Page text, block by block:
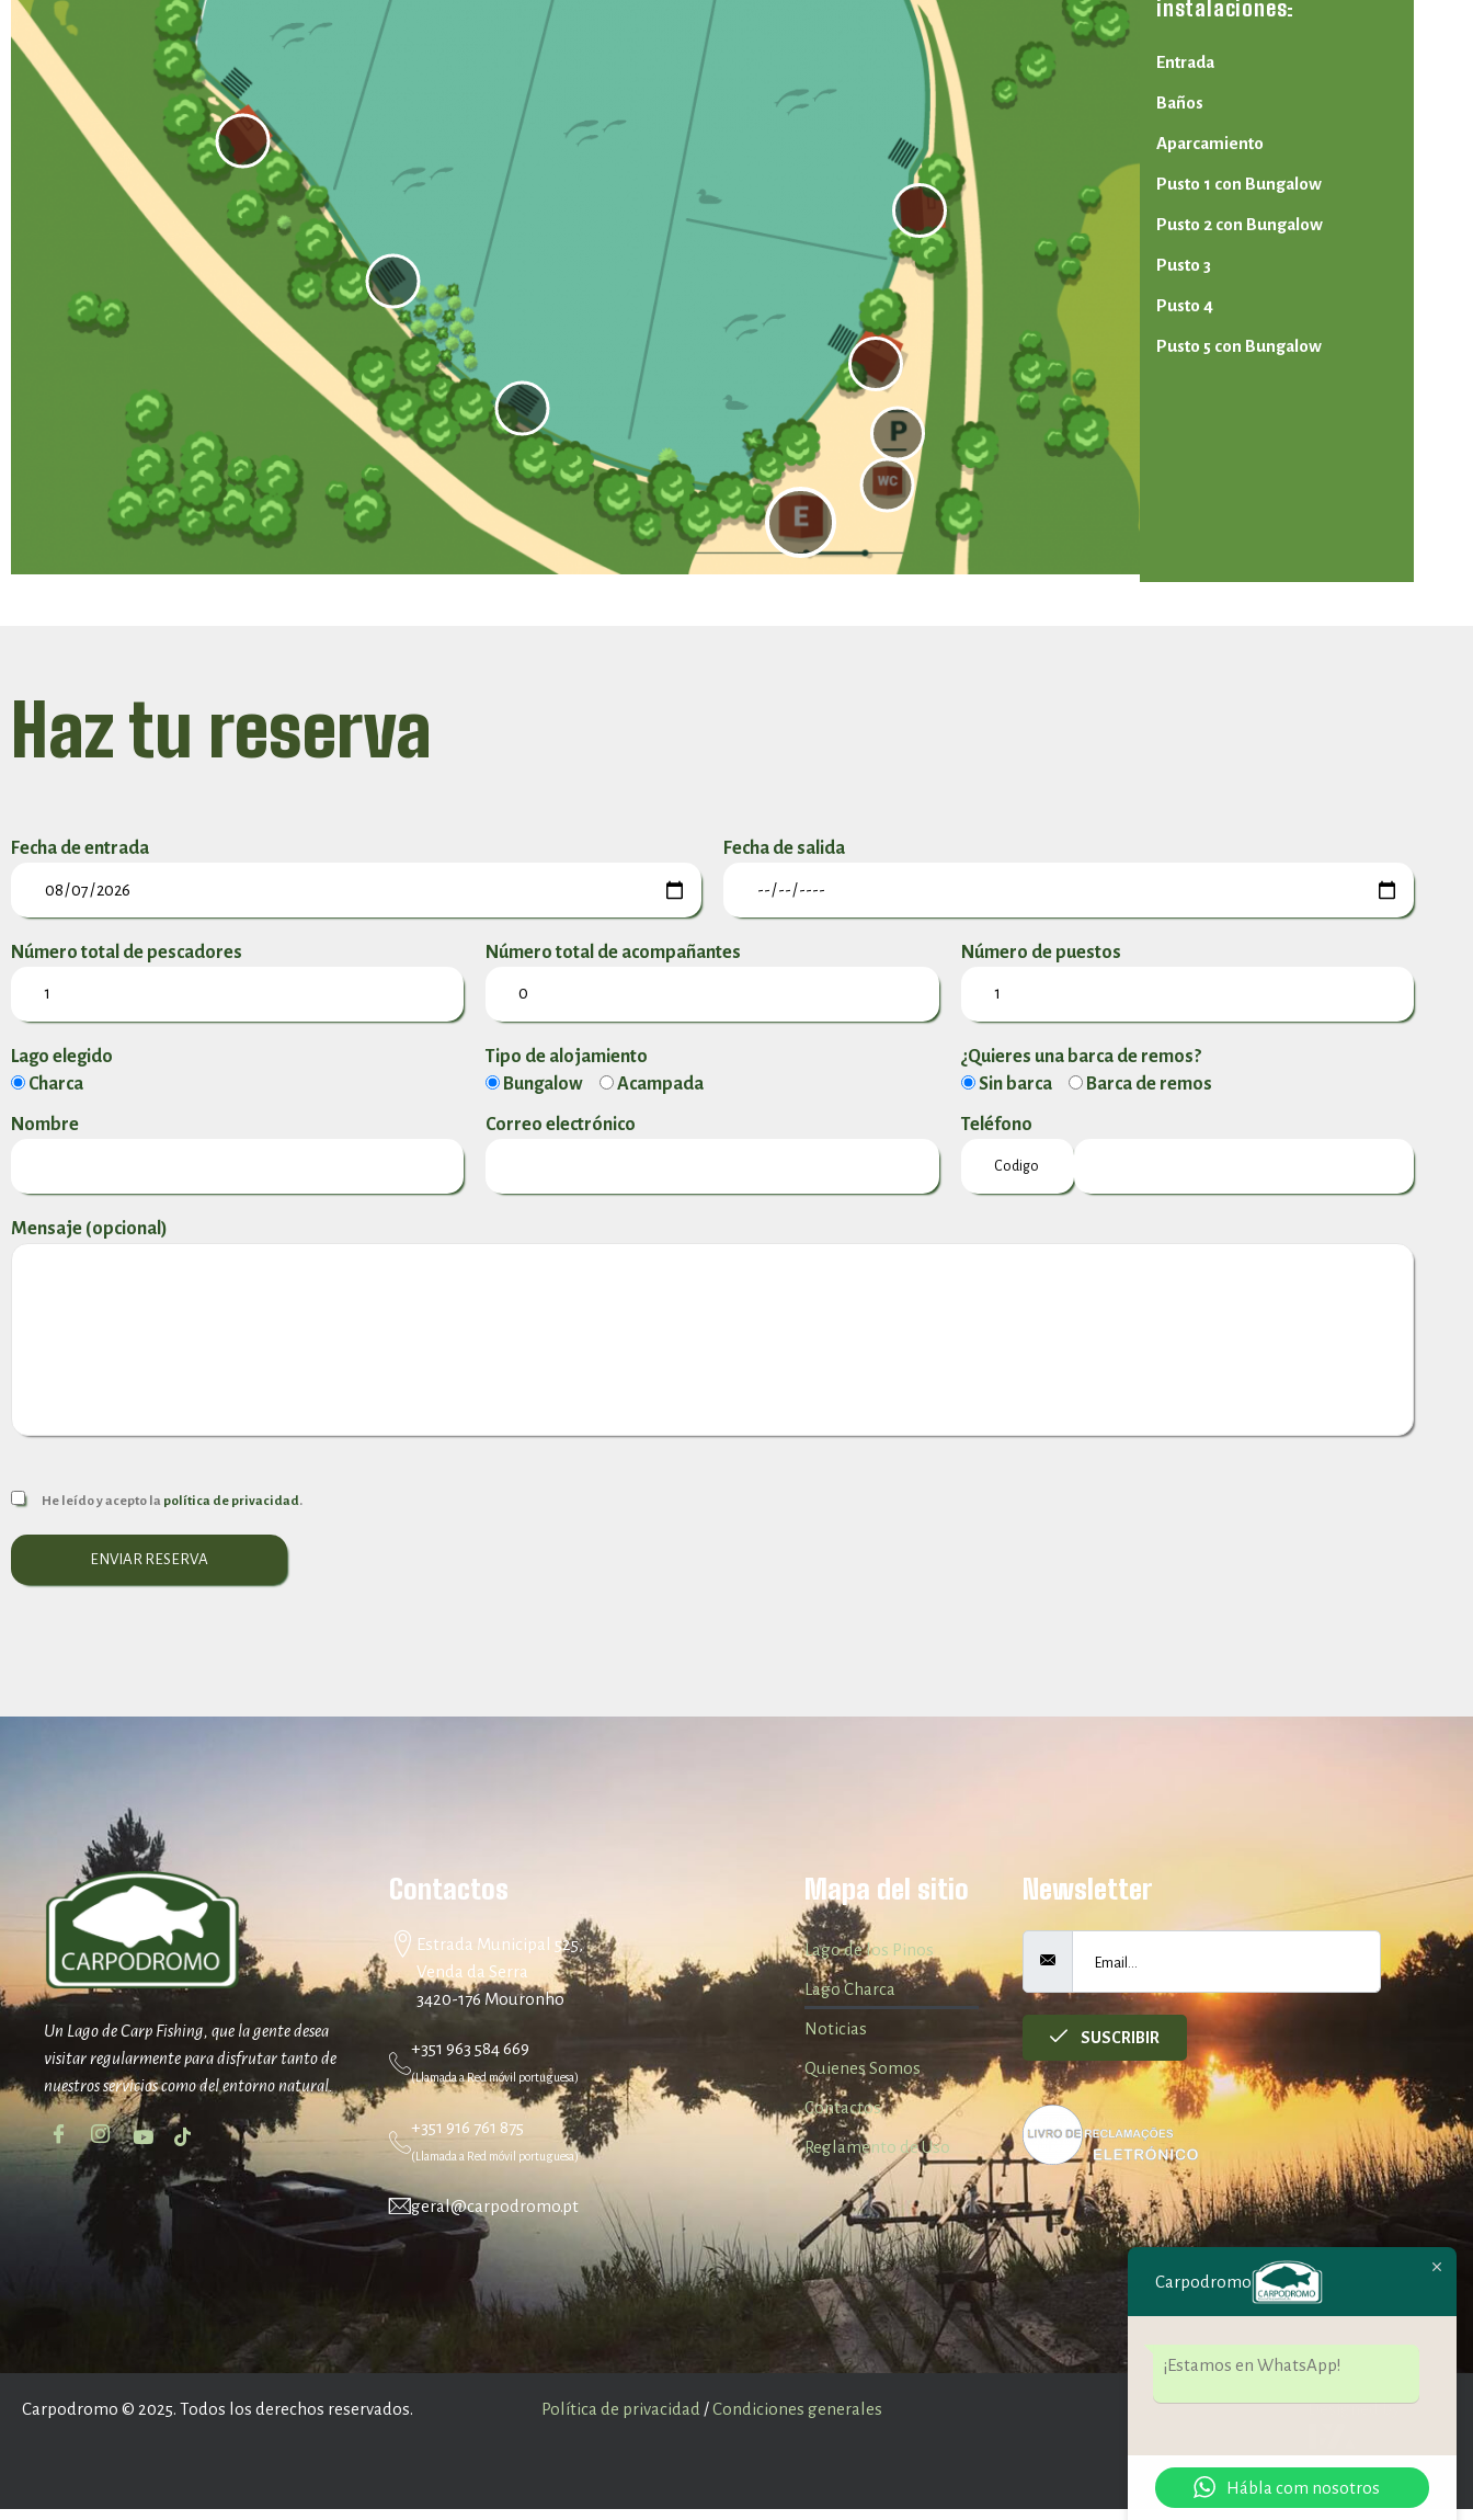
instalaciones:
Entrada
Baños
Aparcamiento
Pusto 1 con Bungalow
Pusto 2 con Bungalow
Pusto 3
Pusto 4
Pusto 5 con Bungalow
Haz tu reserva
Fecha de entrada Fecha de salida
Número total de pescadores Número total de acompañantes Número de puestos
Lago elegido
Charca
Tipo de alojamiento
Bungalow
Acampada
¿Quieres una barca de remos?
Sin barca
Barca de remos
Nombre Correo electrónico Teléfono
Mensaje (opcional)
He leído y acepto la política de privacidad.
Un Lago de Carp Fishing, que la gente desea
visitar regularmente para disfrutar tanto de
nuestros servicios como del entorno natural.
Contactos
Estrada Municipal 525,
Venda da Serra
3420-176 Mouronho
+351 963 584 669
(Llamada a Red móvil portuguesa)
+351 916 761 875
(Llamada a Red móvil portuguesa)
geral@carpodromo.pt
Mapa del sitio
Lago de los Pinos
Lago Charca
Noticias
Quienes Somos
Contactos
Reglamento de Uso
Newsletter
SUSCRIBIR
Carpodromo © 2025. Todos los derechos reservados. Política de privacidad /Condiciones generales Designed by:
Carpodromo
¡Estamos en WhatsApp!
Hábla com nosotros